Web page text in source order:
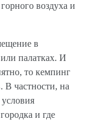
воздуха и
в
палатках. И
то кемпинг
В частности, на
и где